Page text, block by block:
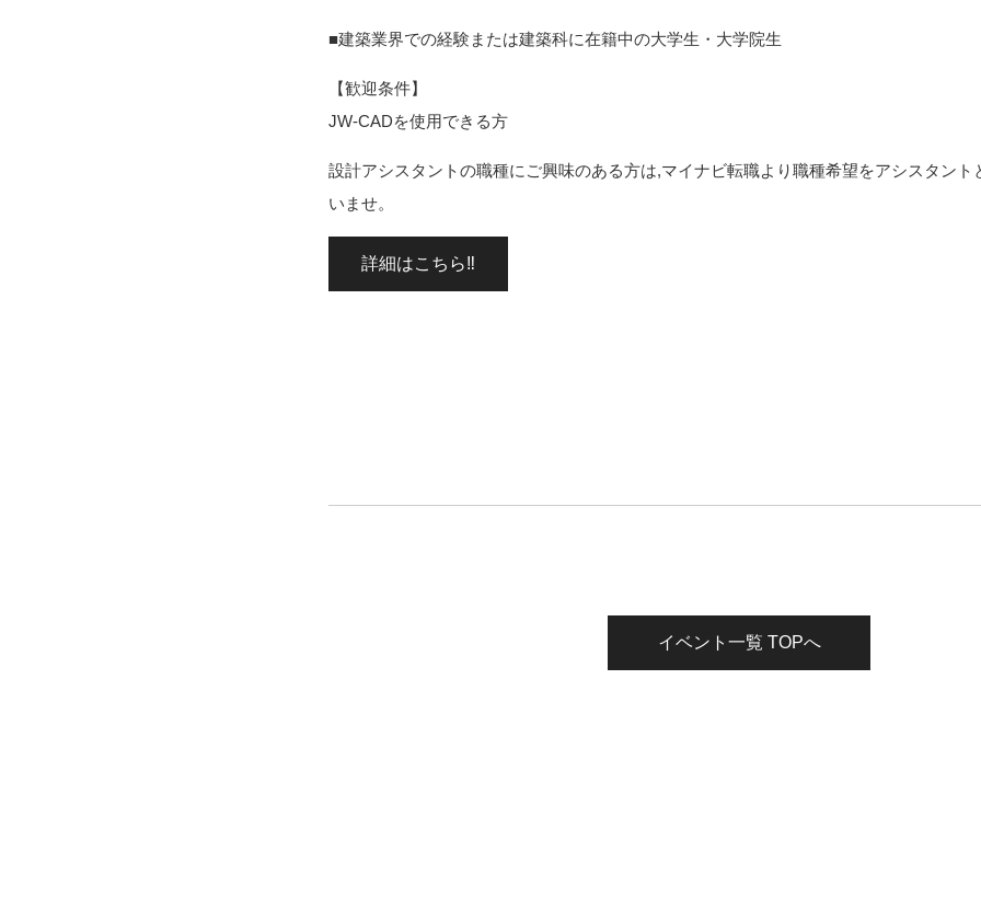
■建築業界での経験または建築科に在籍中の大学生・大学院生
【歓迎条件】
JW-CADを使用できる方
設計アシスタントの職種にご興味のある方は,マイナビ転職より職種希望をアシスタント
いませ。
詳細はこちら‼
イベント一覧 TOPへ